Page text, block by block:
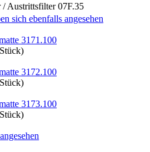
Austrittsfilter 07F.35
sich ebenfalls angesehen
3171.100
3172.100
3173.100